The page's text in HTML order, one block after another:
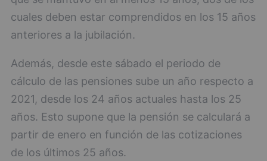
cuales deben estar comprendidos en los 15 años
anteriores a la jubilación.
Además, desde este sábado el periodo de
cálculo de las pensiones sube un año respecto a
2021, desde los 24 años actuales hasta los 25
años. Esto supone que la pensión se calculará a
partir de enero en función de las cotizaciones
de los últimos 25 años.